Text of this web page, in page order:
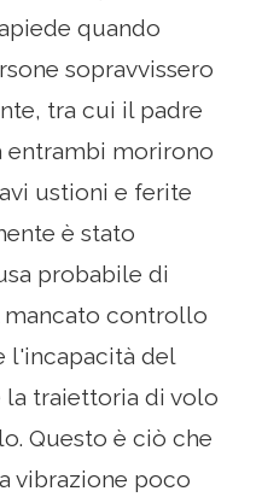
quando
sopravvissero
tra cui il padre
entrambi morirono
ustioni e ferite
è stato
probabile di
controllo
l'incapacità del
traiettoria di volo
Questo è ciò che
vibrazione poco